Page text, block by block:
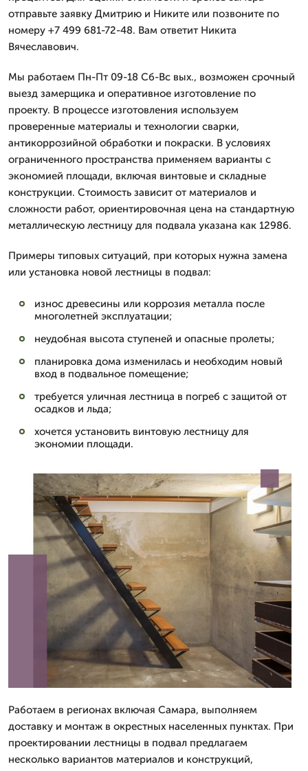
отправьте заявку Дмитрию и Никите или позвоните по
номеру +7 499 681-72-48. Вам ответит Никита
Вячеславович.
Мы работаем Пн-Пт 09-18 Сб-Вс вых., возможен срочный
выезд замерщика и оперативное изготовление по
проекту. В процессе изготовления используем
проверенные материалы и технологии сварки,
антикоррозийной обработки и покраски. В условиях
ограниченного пространства применяем варианты с
экономией площади, включая винтовые и складные
конструкции. Стоимость зависит от материалов и
сложности работ, ориентировочная цена на стандартную
металлическую лестницу для подвала указана как 12986.
Примеры типовых ситуаций, при которых нужна замена
или установка новой лестницы в подвал:
износ древесины или коррозия металла после
многолетней эксплуатации;
неудобная высота ступеней и опасные пролеты;
планировка дома изменилась и необходим новый
вход в подвальное помещение;
требуется уличная лестница в погреб с защитой от
осадков и льда;
хочется установить винтовую лестницу для
экономии площади.
Работаем в регионах включая Самара, выполняем
доставку и монтаж в окрестных населенных пунктах. При
проектировании лестницы в подвал предлагаем
несколько вариантов материалов и конструкций,